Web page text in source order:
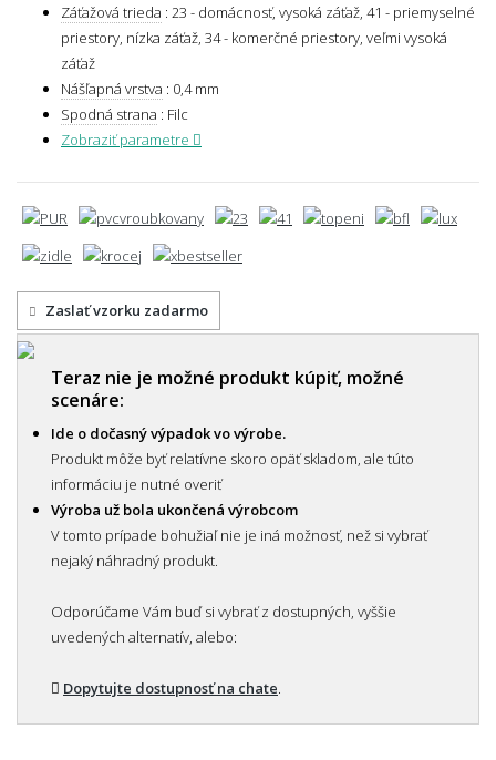
Záťažová trieda : 23 - domácnosť, vysoká záťaž, 41 - priemyselné
priestory, nízka záťaž, 34 - komerčné priestory, veľmi vysoká
záťaž
Nášľapná vrstva : 0,4 mm
Spodná strana : Filc
Zobraziť parametre
Zaslať vzorku zadarmo
Teraz nie je možné produkt kúpiť, možné
scenáre:
Ide o dočasný výpadok vo výrobe.
Produkt môže byť relatívne skoro opäť skladom, ale túto
informáciu je nutné overiť
Výroba už bola ukončená výrobcom
V tomto prípade bohužiaľ nie je iná možnosť, než si vybrať
nejaký náhradný produkt.
Odporúčame Vám buď si vybrať z dostupných, vyššie
uvedených alternatív, alebo:
Dopytujte dostupnosť na chate